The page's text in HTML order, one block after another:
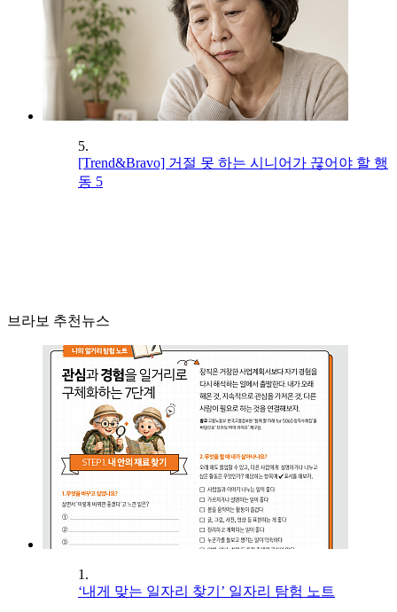
5.
[Trend&Bravo] 거절 못 하는 시니어가 끊어야 할 행
동 5
브라보 추천뉴스
1.
‘내게 맞는 일자리 찾기’ 일자리 탐험 노트